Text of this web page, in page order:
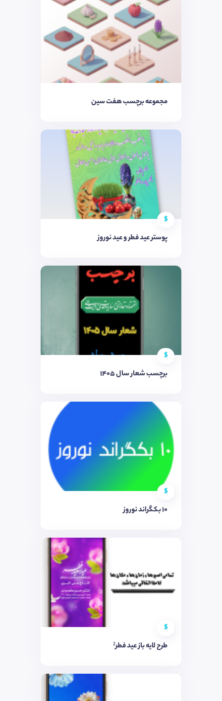
مجموعه برچسب هفت سین
$
پوستر عید فطر و عید نوروز
$
برچسب شعار سال ۱۴۰۵
$
10 بکگراند نوروز
$
طرح لایه باز عید فطر²